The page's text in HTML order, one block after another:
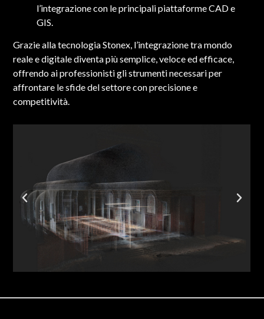
l’integrazione con le principali piattaforme CAD e
GIS.
Grazie alla tecnologia Stonex, l’integrazione tra mondo
reale e digitale diventa più semplice, veloce ed efficace,
offrendo ai professionisti gli strumenti necessari per
affrontare le sfide del settore con precisione e
competitività.